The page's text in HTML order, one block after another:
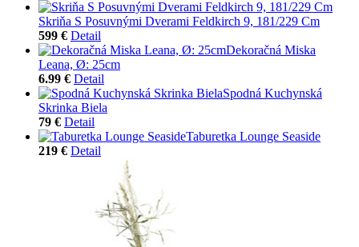
Skriňa S Posuvnými Dverami Feldkirch 9, 181/229 Cm
599 € Detail
Dekoračná Miska
Leana, Ø: 25cm
6.99 € Detail
Spodná Kuchynská
Skrinka Biela
79 € Detail
Taburetka Lounge Seaside
219 € Detail